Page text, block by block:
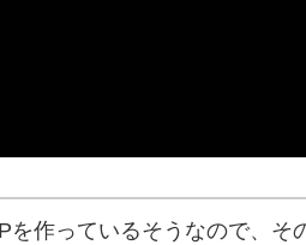
を作っているそうなので、そ